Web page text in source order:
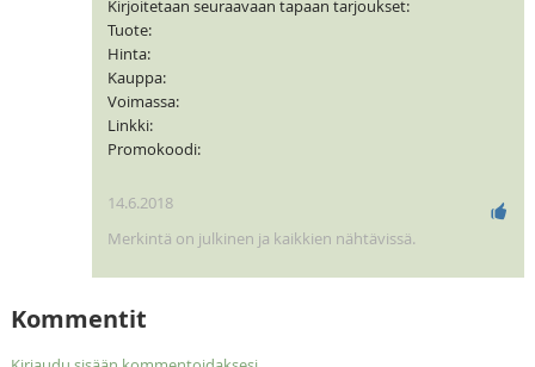
Kirjoitetaan seuraavaan tapaan tarjoukset:
Tuote:
Hinta:
Kauppa:
Voimassa:
Linkki:
Promokoodi:
14.6.2018
Merkintä on julkinen ja kaikkien nähtävissä.
Kommentit